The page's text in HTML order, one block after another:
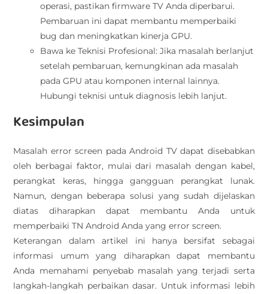
operasi, pastikan firmware TV Anda diperbarui.
Pembaruan ini dapat membantu memperbaiki
bug dan meningkatkan kinerja GPU.
Bawa ke Teknisi Profesional: Jika masalah berlanjut
setelah pembaruan, kemungkinan ada masalah
pada GPU atau komponen internal lainnya.
Hubungi teknisi untuk diagnosis lebih lanjut.
Kesimpulan
Masalah error screen pada Android TV dapat disebabkan
oleh berbagai faktor, mulai dari masalah dengan kabel,
perangkat keras, hingga gangguan perangkat lunak.
Namun, dengan beberapa solusi yang sudah dijelaskan
diatas diharapkan dapat membantu Anda untuk
memperbaiki TN Android Anda yang error screen.
Keterangan dalam artikel ini hanya bersifat sebagai
informasi umum yang diharapkan dapat membantu
Anda memahami penyebab masalah yang terjadi serta
langkah-langkah perbaikan dasar. Untuk informasi lebih